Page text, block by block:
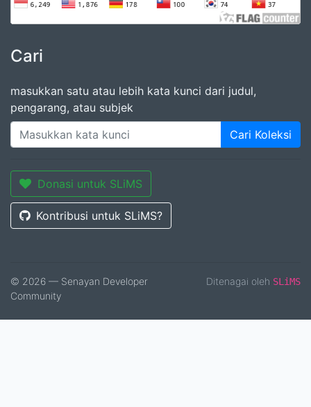
Cari
masukkan satu atau lebih kata kunci dari judul,
pengarang, atau subjek
Cari Koleksi
Donasi untuk SLiMS
Kontribusi untuk SLiMS?
© 2026 — Senayan Developer
Community
Ditenagai oleh SLiMS